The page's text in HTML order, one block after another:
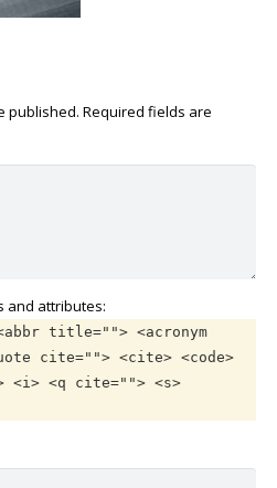
published. Required fields are
and attributes:
title=""> <acronym
cite=""> <cite> <code>
<i> <q cite=""> <s>